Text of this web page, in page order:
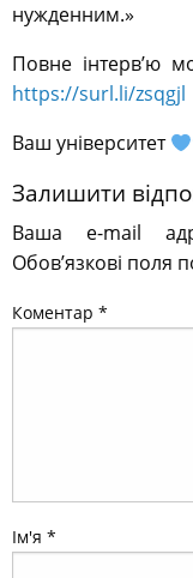
нужденним.»
Повне інтерв’ю
https://surl.li/zsqgjl
Ваш університет
Залишити
Ваша e-mail
Обов’язкові поля
Коментар *
Ім'я *